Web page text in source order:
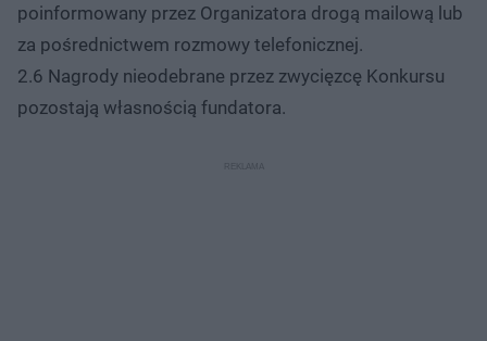
poinformowany przez Organizatora drogą mailową lub
za pośrednictwem rozmowy telefonicznej.
2.6 Nagrody nieodebrane przez zwycięzcę Konkursu
pozostają własnością fundatora.